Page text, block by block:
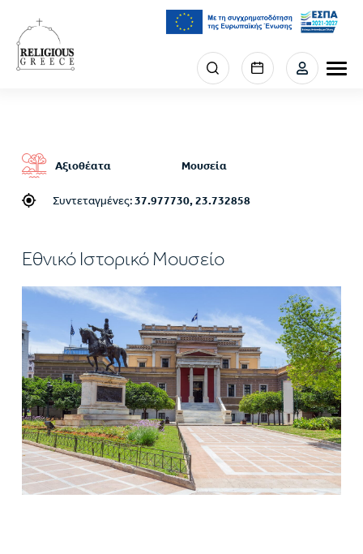
προς
κυρίως
περιεχόμενο
Menu
section
Αξιοθέατα Μουσεία
Συντεταγμένες:37.977730, 23.732858
Εθνικό Ιστορικό Μουσείο